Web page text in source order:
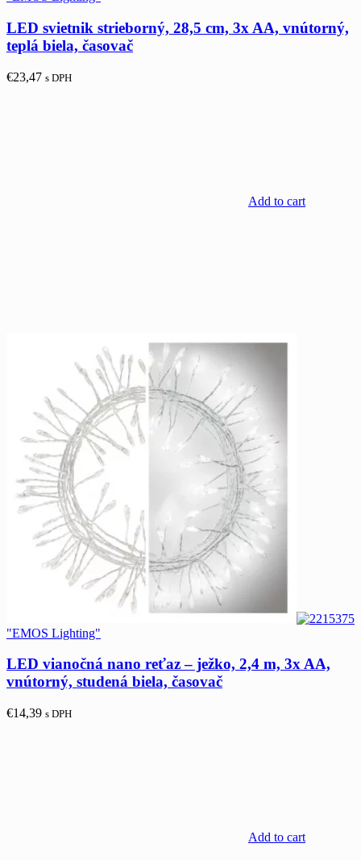
LED svietnik strieborný, 28,5 cm, 3x AA, vnútorný,
teplá biela, časovač
€23,47 s DPH
Add to cart
"EMOS Lighting"
LED vianočná nano reťaz – ježko, 2,4 m, 3x AA,
vnútorný, studená biela, časovač
€14,39 s DPH
Add to cart